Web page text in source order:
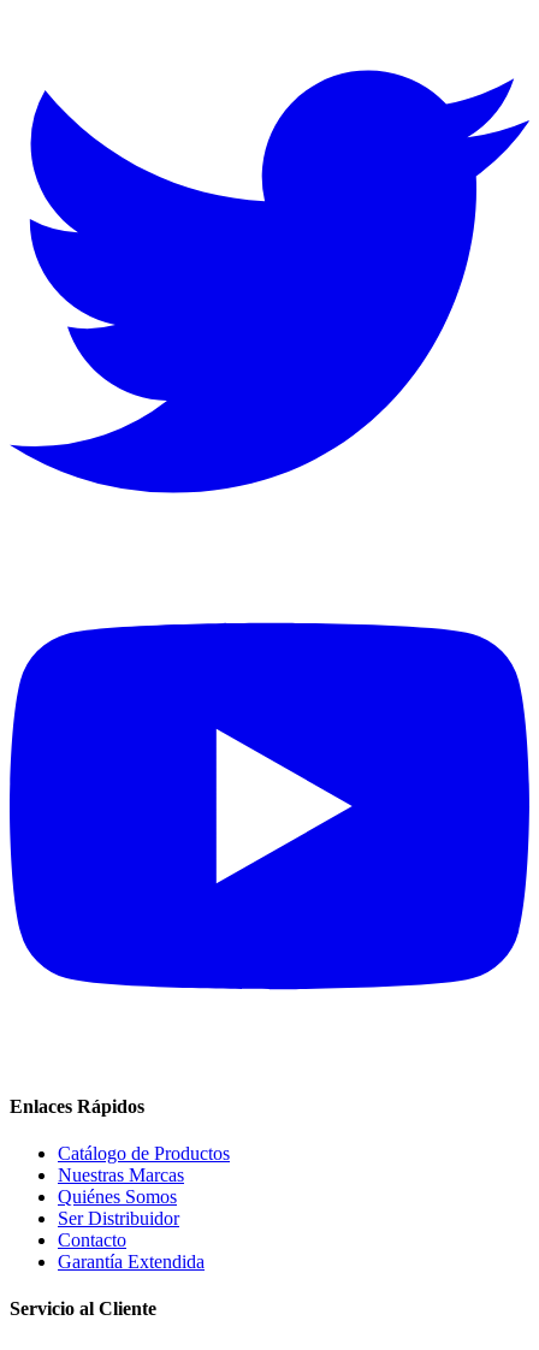
Enlaces Rápidos
Catálogo de Productos
Nuestras Marcas
Quiénes Somos
Ser Distribuidor
Contacto
Garantía Extendida
Servicio al Cliente